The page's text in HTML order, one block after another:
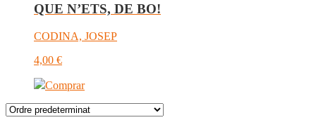
QUE N’ETS, DE BO!
CODINA, JOSEP
4,00 €
Comprar